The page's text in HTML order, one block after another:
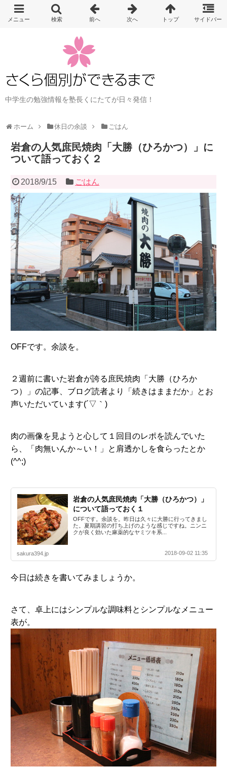
中学生の勉強情報を塾長くにたてが日々発信！
ホーム 休日の余談 ごはん
岩倉の人気庶民焼肉「大勝（ひろかつ）」に
ついて語っておく２
2018/9/15 ごはん
OFFです。余談を。
２週前に書いた岩倉が誇る庶民焼肉「大勝（ひろか
つ）」の記事、ブログ読者より「続きはままだか」とお
声いただいています(´▽｀)
肉の画像を見ようと心して１回目のレポを読んでいた
ら、「肉無いんか～い！」と肩透かしを食らったとか
(^^;)
岩倉の人気庶民焼肉「大勝（ひろかつ）」
について語っておく１
OFFです。余談を。昨日は久々に大勝に行ってきまし
た。夏期講習の打ち上げのような感じですね。ニンニ
クが良く効いた麻薬的なヤミツキ系...
sakura394.jp 2018-09-02 11:35
今日は続きを書いてみましょうか。
さて、卓上にはシンプルな調味料とシンプルなメニュー
表が。